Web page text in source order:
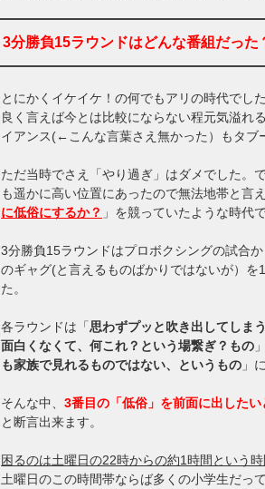
3分勝負15ラウンドはどんな番組だった
とにかくイケイケ！の何でもアリの時代でした
良く言えば今とは比較にならない程元気溢れ
イアンス(←こんな言葉さえ無かった）もタブ
ただ当時でさえ「やり過ぎ」はダメでした。
も遥かに高い位置にあったので無法地帯と言
に低俗にするか？ 」を競っていたような時代
3分勝負15ラウンドはプロボクシングの試合
のギャグ(と言えるものばかりではないが）を
た。
各ラウンドは「思わずプッと吹き出してしま
面白くなくて、何これ？という場繋ぎ？もの
も家族で見れるものではない、というもの 」
そんな中、3番目の「低俗」を前面に出した
と断言出来ます。
困るのは土曜日の22時からの約1時間という
土曜日のこの時間帯ならば多くの小学生だっ